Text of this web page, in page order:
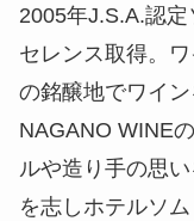
2005年J.S.A.認
セレンス取得。
の銘醸地でワイ
NAGANO WINE
ルや造り手の思
を志しホテルソ